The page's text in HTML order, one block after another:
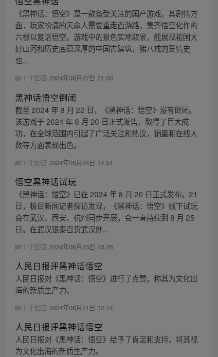
《黑神话：悟空》是一款备受关注的国产游戏。其剧情方
面，玩家扮演的天命人需要重走西游路，集齐悟空化作的
六根以复活悟空。游戏中的景色实地取景，能展现祖国大
好山河和历史底蕴深厚的中国古建筑，猪八戒的爱情史
也...
1 个回答 2024年08月27日 21:00
黑神话悟空倒闭
截至 2024 年 8 月 22 日，《黑神话：悟空》没有倒闭。
该游戏于 2024 年 8 月 20 日正式发售，取得了巨大成
功，在全球范围内引起了广泛关注和热议，销量和在线人
数等方面表现出色。
1 个回答 2024年08月24日 14:51
悟空黑神话试玩
《黑神话：悟空》已在 2024 年 8 月 20 日正式发布。21
日，极目新闻记者探访发现，《黑神话：悟空》线下试玩
会在武汉、西安、杭州同步开展，会一直持续到 8 月 25
日。在武汉银泰百货武汉创...
1 个回答 2024年08月23日 13:26
人民日报评黑神话悟空
人民日报对《黑神话：悟空》进行了点赞，称其为文化出
海的新质生产力。
1 个回答 2024年08月21日 12:14
人民日报评黑神话悟空
人民日报对《黑神话：悟空》给予了肯定和支持，将其视
为文化出海的新质生产力。